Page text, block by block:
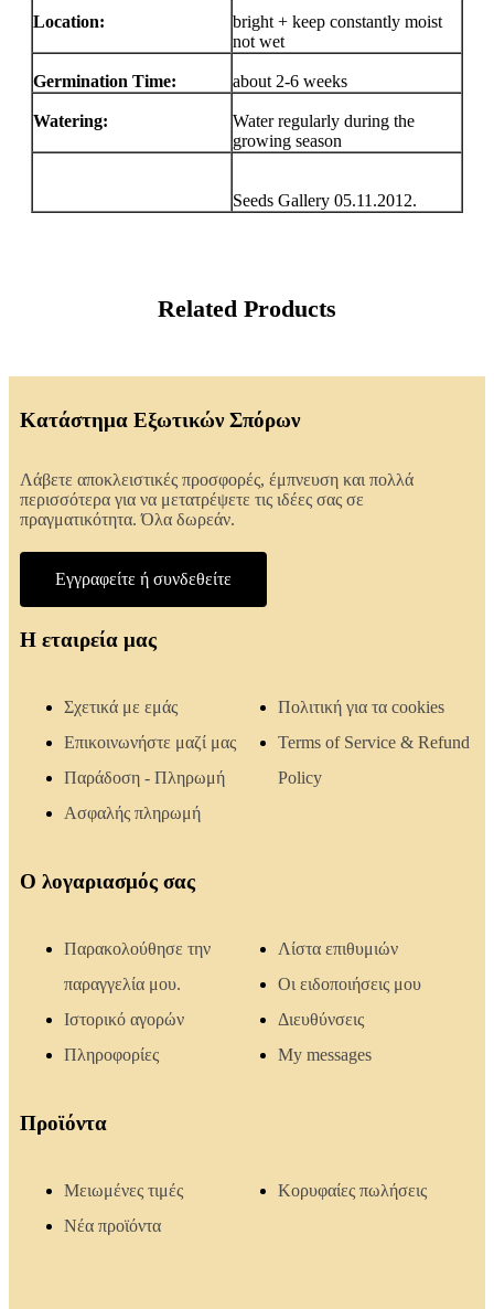
Location:
bright + keep constantly moist
not wet
Germination Time: about 2-6 weeks
Watering:
Water regularly during the
growing season
Seeds Gallery 05.11.2012.
Related Products
Κατάστημα Εξωτικών Σπόρων
Λάβετε αποκλειστικές προσφορές, έμπνευση και πολλά
περισσότερα για να μετατρέψετε τις ιδέες σας σε
πραγματικότητα. Όλα δωρεάν.
Εγγραφείτε ή συνδεθείτε
Η εταιρεία μας
Σχετικά με εμάς
Επικοινωνήστε μαζί μας
Παράδοση - Πληρωμή
Ασφαλής πληρωμή
Πολιτική για τα cookies
Terms of Service & Refund
Policy
Ο λογαριασμός σας
Παρακολούθησε την
παραγγελία μου.
Ιστορικό αγορών
Πληροφορίες
Λίστα επιθυμιών
Οι ειδοποιήσεις μου
Διευθύνσεις
My messages
Προϊόντα
Μειωμένες τιμές
Νέα προϊόντα
Κορυφαίες πωλήσεις